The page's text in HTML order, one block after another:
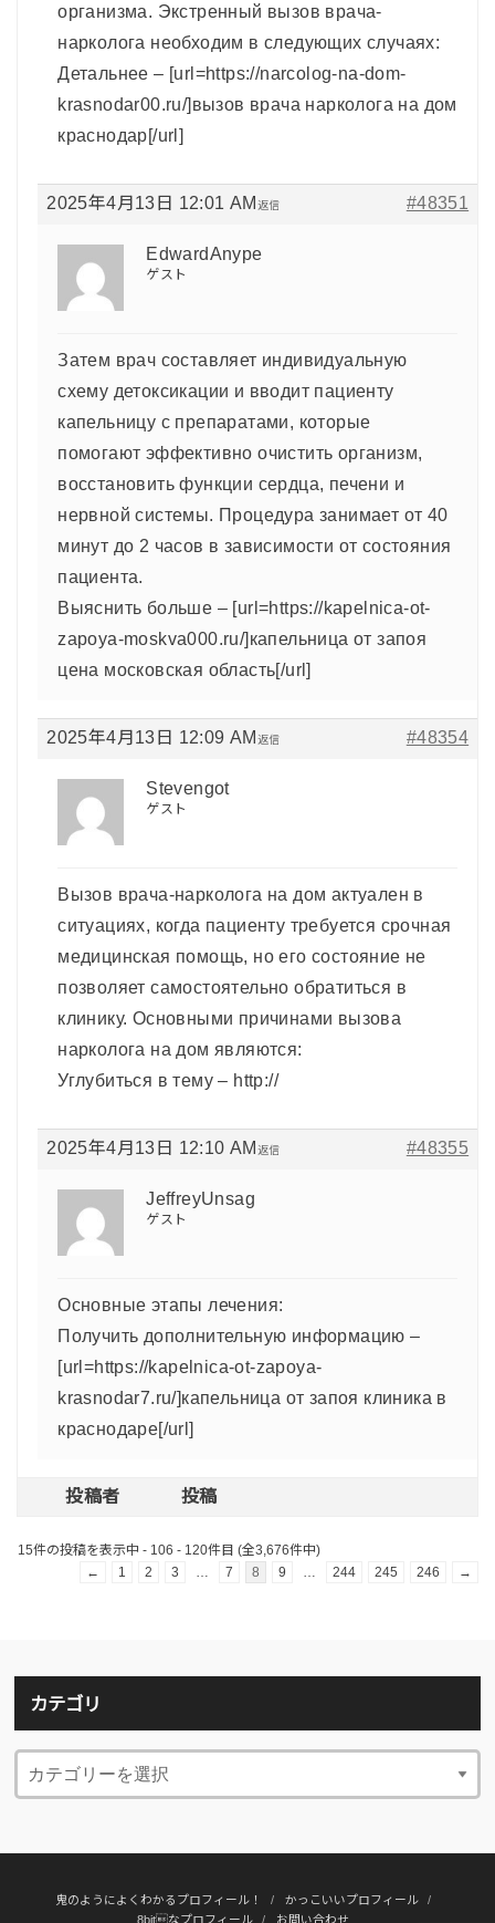
организма. Экстренный вызов врача-
нарколога необходим в следующих случаях:
Детальнее – [url=https://narcolog-na-dom-
krasnodar00.ru/]вызов врача нарколога на дом
краснодар[/url]
2025年4月13日 12:01 AM #48351
返信
EdwardAnype
ゲスト
Затем врач составляет индивидуальную
схему детоксикации и вводит пациенту
капельницу с препаратами, которые
помогают эффективно очистить организм,
восстановить функции сердца, печени и
нервной системы. Процедура занимает от 40
минут до 2 часов в зависимости от состояния
пациента.
Выяснить больше – [url=https://kapelnica-ot-
zapoya-moskva000.ru/]капельница от запоя
цена московская область[/url]
2025年4月13日 12:09 AM #48354
返信
Stevengot
ゲスト
Вызов врача-нарколога на дом актуален в
ситуациях, когда пациенту требуется срочная
медицинская помощь, но его состояние не
позволяет самостоятельно обратиться в
клинику. Основными причинами вызова
нарколога на дом являются:
Углубиться в тему – http://
2025年4月13日 12:10 AM #48355
返信
JeffreyUnsag
ゲスト
Основные этапы лечения:
Получить дополнительную информацию –
[url=https://kapelnica-ot-zapoya-
krasnodar7.ru/]капельница от запоя клиника в
краснодаре[/url]
投稿者 投稿
15件の投稿を表示中 - 106 - 120件目 (全3,676件中)
←
1 2 3 7 8 9 244 245 246 →
カテゴリ
鬼のようによくわかるプロフィール！
かっこいいプロフィール
8bitなプロフィール
お問い合わせ